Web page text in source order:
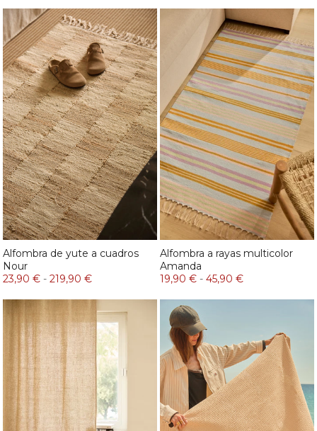
Alfombra de yute a cuadros
Nour
23,90 € - 219,90 €
Alfombra a rayas multicolor
Amanda
19,90 € - 45,90 €